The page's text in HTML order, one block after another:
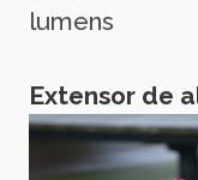
lumens
Extensor de